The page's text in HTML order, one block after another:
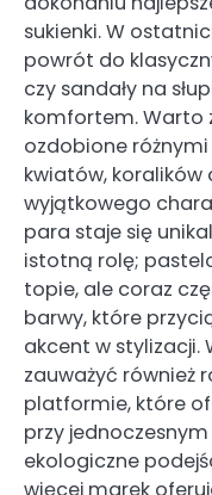
sukienki. W
powrót do
czy sandały na
komfortem. Warto
ozdobione
kwiatów, koralików
wyjątkowego
para staje się
istotną rolę;
topie, ale coraz
barwy, które
akcent w stylizacji.
zauważyć również
platformie, które
przy
ekologiczne